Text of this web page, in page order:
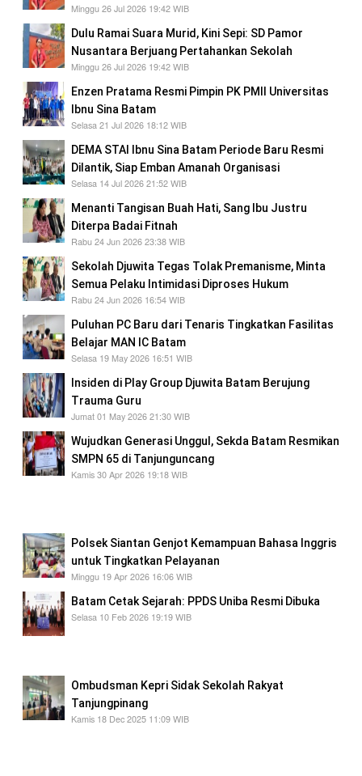
Minggu 26 Jul 2026 19:42 WIB
Dulu Ramai Suara Murid, Kini Sepi: SD Pamor
Nusantara Berjuang Pertahankan Sekolah
Minggu 26 Jul 2026 19:42 WIB
Enzen Pratama Resmi Pimpin PK PMII Universitas
Ibnu Sina Batam
Selasa 21 Jul 2026 18:12 WIB
DEMA STAI Ibnu Sina Batam Periode Baru Resmi
Dilantik, Siap Emban Amanah Organisasi
Selasa 14 Jul 2026 21:52 WIB
Menanti Tangisan Buah Hati, Sang Ibu Justru
Diterpa Badai Fitnah
Rabu 24 Jun 2026 23:38 WIB
Sekolah Djuwita Tegas Tolak Premanisme, Minta
Semua Pelaku Intimidasi Diproses Hukum
Rabu 24 Jun 2026 16:54 WIB
Puluhan PC Baru dari Tenaris Tingkatkan Fasilitas
Belajar MAN IC Batam
Selasa 19 May 2026 16:51 WIB
Insiden di Play Group Djuwita Batam Berujung
Trauma Guru
Jumat 01 May 2026 21:30 WIB
Wujudkan Generasi Unggul, Sekda Batam Resmikan
SMPN 65 di Tanjunguncang
Kamis 30 Apr 2026 19:18 WIB
Polsek Siantan Genjot Kemampuan Bahasa Inggris
untuk Tingkatkan Pelayanan
Minggu 19 Apr 2026 16:06 WIB
Batam Cetak Sejarah: PPDS Uniba Resmi Dibuka
Selasa 10 Feb 2026 19:19 WIB
Ombudsman Kepri Sidak Sekolah Rakyat
Tanjungpinang
Kamis 18 Dec 2025 11:09 WIB